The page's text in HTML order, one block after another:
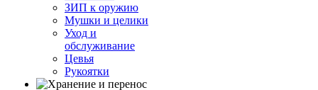
ЗИП к оружию
Мушки и целики
Уход и
обслуживание
Цевья
Рукоятки